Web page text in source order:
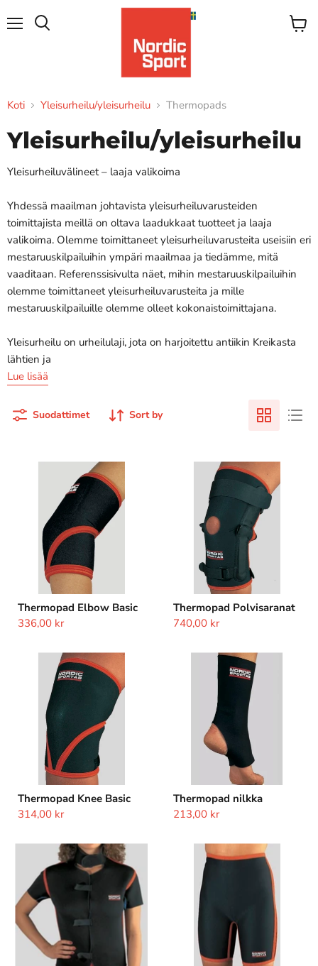
Katso
Koti Yleisurheilu/yleisurheilu Thermopads
Yleisurheilu/yleisurheilu
Yleisurheiluvälineet – laaja valikoima
Yhdessä maailman johtavista yleisurheiluvarusteiden
toimittajista meillä on oltava laadukkaat tuotteet ja laaja
valikoima. Olemme toimittaneet yleisurheiluvarusteita useisiin eri
mestaruuskilpailuihin ympäri maailmaa ja tiedämme, mitä
vaaditaan. Referenssisivulta näet, mihin mestaruuskilpailuihin
olemme toimittaneet yleisurheiluvarusteita ja mille
mestaruuskilpailuille olemme olleet kokonaistoimittajana.
Yleisurheilu on urheilulaji, jota on harjoitettu antiikin Kreikasta
lähtien ja
Lue lisää
Suodattimet Sort by
Thermopad
Thermopad Elbow Basic
336,00 kr
Thermopad
Polvisaranat
Thermopad Polvisaranat
740,00 kr
Thermopad
Thermopad Knee Basic
314,00 kr
Thermopad
Thermopad nilkka
213,00 kr
Thermopad
Thermopad